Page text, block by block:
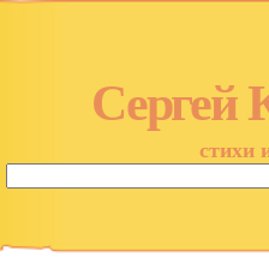
Сергей
стихи